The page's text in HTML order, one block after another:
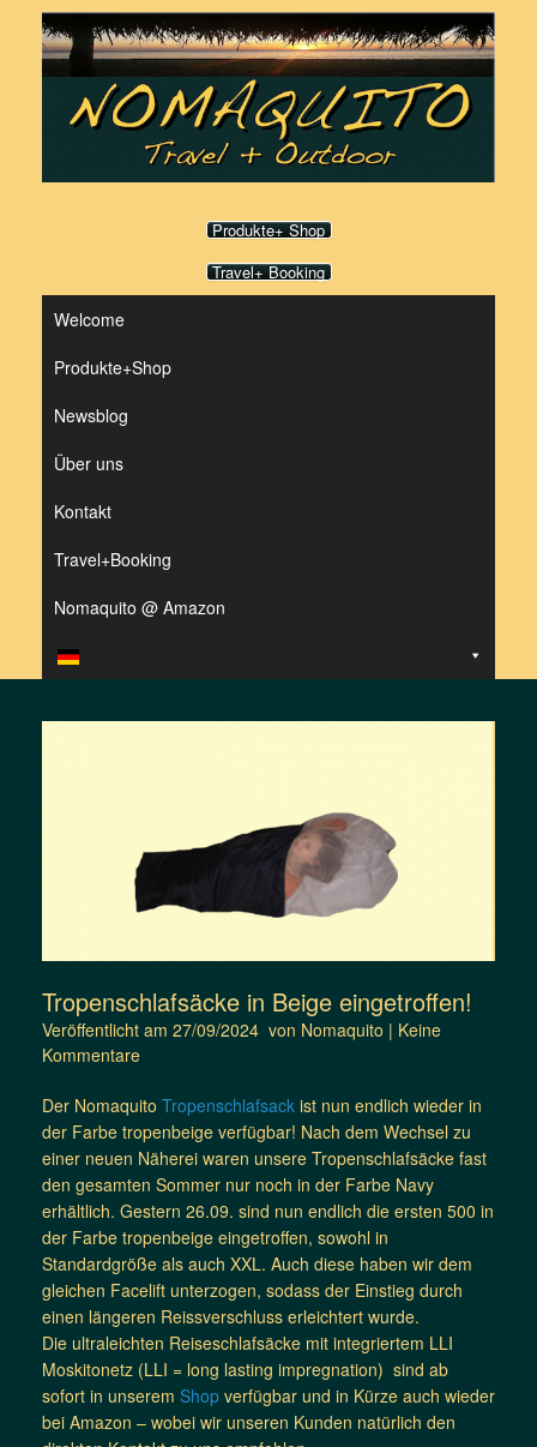
springen
Produkte+ Shop
Travel+ Booking
Welcome
Produkte+Shop
Newsblog
Über uns
Kontakt
Travel+Booking
Nomaquito @ Amazon
Tropenschlafsäcke in Beige eingetroffen!
Veröffentlicht am 27/09/2024 von Nomaquito | Keine
Kommentare
Der Nomaquito Tropenschlafsack ist nun endlich wieder in
der Farbe tropenbeige verfügbar! Nach dem Wechsel zu
einer neuen Näherei waren unsere Tropenschlafsäcke fast
den gesamten Sommer nur noch in der Farbe Navy
erhältlich. Gestern 26.09. sind nun endlich die ersten 500 in
der Farbe tropenbeige eingetroffen, sowohl in
Standardgröße als auch XXL. Auch diese haben wir dem
gleichen Facelift unterzogen, sodass der Einstieg durch
einen längeren Reissverschluss erleichtert wurde.
Die ultraleichten Reiseschlafsäcke mit integriertem LLI
Moskitonetz (LLI = long lasting impregnation) sind ab
sofort in unserem Shop verfügbar und in Kürze auch wieder
bei Amazon – wobei wir unseren Kunden natürlich den